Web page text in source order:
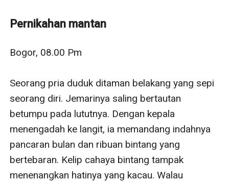
Namun, saat mengetahui Akbir adalah Master Chef,
pada gadis itu, gadis itu dijodohkan orang tuanya
Cover By Arashop
Pernikahan mantan
Bogor, 08.00 Pm
Seorang pria duduk ditaman belakang yang sepi
seorang diri. Jemarinya saling bertautan
betumpu pada lututnya. Dengan kepala
menengadah ke langit, ia memandang indahnya
pancaran bulan dan ribuan bintang yang
bertebaran. Kelip cahaya bintang tampak
menenangkan hatinya yang kacau. Walau